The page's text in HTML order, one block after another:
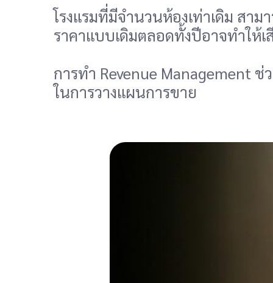
โรงแรมที่มีจำนวนห้องเท่าเดิม สา
ราคาแบบเดิมตลอดทั้งปีอาจทำให้
การทำ Revenue Management
ในการวางแผนการขาย